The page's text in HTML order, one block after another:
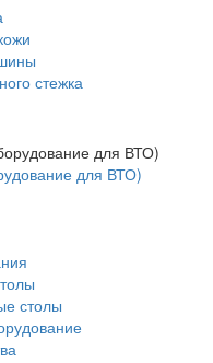
стежка
для ВТО)
столы